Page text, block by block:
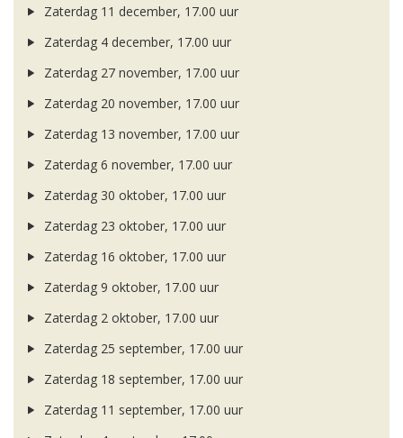
Zaterdag 11 december, 17.00 uur
Zaterdag 4 december, 17.00 uur
Zaterdag 27 november, 17.00 uur
Zaterdag 20 november, 17.00 uur
Zaterdag 13 november, 17.00 uur
Zaterdag 6 november, 17.00 uur
Zaterdag 30 oktober, 17.00 uur
Zaterdag 23 oktober, 17.00 uur
Zaterdag 16 oktober, 17.00 uur
Zaterdag 9 oktober, 17.00 uur
Zaterdag 2 oktober, 17.00 uur
Zaterdag 25 september, 17.00 uur
Zaterdag 18 september, 17.00 uur
Zaterdag 11 september, 17.00 uur